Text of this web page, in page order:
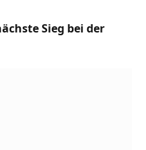
Sieg bei der